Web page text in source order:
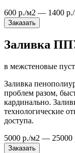
600 р./м2 — 1400
Заказать
Заливка
в межстеновые
Заливка
проблем разом,
кардинально.
технологические
доступа.
5000 р./м2 — 25000
Заказать